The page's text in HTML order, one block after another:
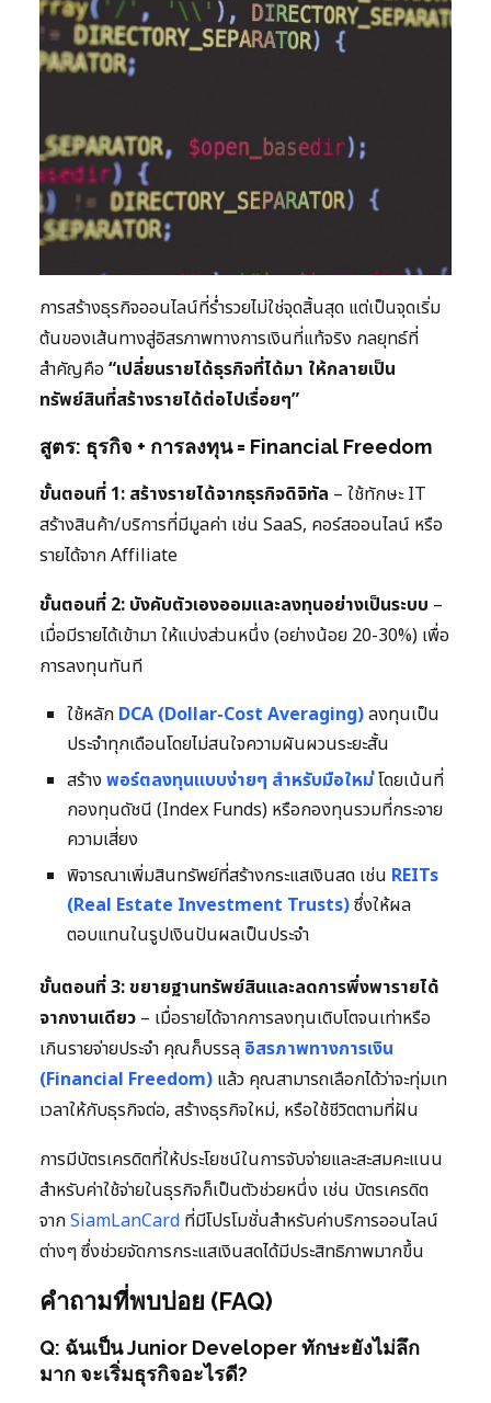
การสร้างธุรกิจออนไลน์ที่ร่ำรวยไม่ใช่จุดสิ้นสุด แต่เป็นจุดเริ่ม
ต้นของเส้นทางสู่อิสรภาพทางการเงินที่แท้จริง กลยุทธ์ที่
สำคัญคือ “เปลี่ยนรายได้ธุรกิจที่ได้มา ให้กลายเป็น
ทรัพย์สินที่สร้างรายได้ต่อไปเรื่อยๆ”
สูตร: ธุรกิจ + การลงทุน = Financial Freedom
ขั้นตอนที่ 1: สร้างรายได้จากธุรกิจดิจิทัล – ใช้ทักษะ IT
สร้างสินค้า/บริการที่มีมูลค่า เช่น SaaS, คอร์สออนไลน์ หรือ
รายได้จาก Affiliate
ขั้นตอนที่ 2: บังคับตัวเองออมและลงทุนอย่างเป็นระบบ –
เมื่อมีรายได้เข้ามา ให้แบ่งส่วนหนึ่ง (อย่างน้อย 20-30%) เพื่อ
การลงทุนทันที
ใช้หลัก DCA (Dollar-Cost Averaging)ลงทุนเป็น
ประจำทุกเดือนโดยไม่สนใจความผันผวนระยะสั้น
สร้าง พอร์ตลงทุนแบบง่ายๆ สำหรับมือใหม่โดยเน้นที่
กองทุนดัชนี (Index Funds) หรือกองทุนรวมที่กระจาย
ความเสี่ยง
พิจารณาเพิ่มสินทรัพย์ที่สร้างกระแสเงินสด เช่น REITs
(Real Estate Investment Trusts)ซึ่งให้ผล
ตอบแทนในรูปเงินปันผลเป็นประจำ
ขั้นตอนที่ 3: ขยายฐานทรัพย์สินและลดการพึ่งพารายได้
จากงานเดียว – เมื่อรายได้จากการลงทุนเติบโตจนเท่าหรือ
เกินรายจ่ายประจำ คุณก็บรรลุ อิสรภาพทางการเงิน
(Financial Freedom) แล้ว คุณสามารถเลือกได้ว่าจะทุ่มเท
เวลาให้กับธุรกิจต่อ, สร้างธุรกิจใหม่, หรือใช้ชีวิตตามที่ฝัน
การมีบัตรเครดิตที่ให้ประโยชน์ในการจับจ่ายและสะสมคะแนน
สำหรับค่าใช้จ่ายในธุรกิจก็เป็นตัวช่วยหนึ่ง เช่น บัตรเครดิต
จากSiamLanCard ที่มีโปรโมชั่นสำหรับค่าบริการออนไลน์
ต่างๆ ซึ่งช่วยจัดการกระแสเงินสดได้มีประสิทธิภาพมากขึ้น
คำถามที่พบบ่อย (FAQ)
Q: ฉันเป็น Junior Developer ทักษะยังไม่ลึก
มาก จะเริ่มธุรกิจอะไรดี?